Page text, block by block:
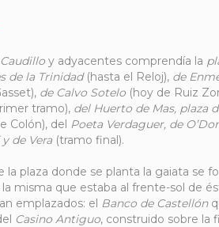
y adyacentes comprendía la
de la Trinidad(hasta el Reloj), de
de Calvo Sotelo (hoy de Ruiz
tramo), del Huerto de Mas, plaza
Colón), del Poeta Verdaguer, de
de Vera (tramo final).
plaza donde se planta la gaiata se
misma que estaba al frente-sol de
emplazados: el Banco de Castellón
Casino Antiguo, construido sobre la